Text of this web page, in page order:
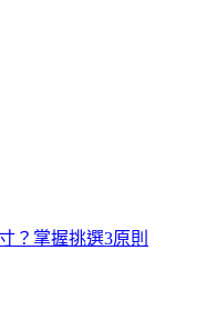
？掌握挑選3原則